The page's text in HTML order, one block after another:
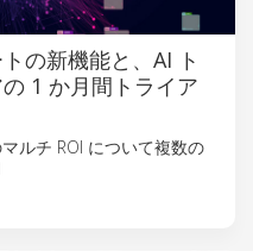
の新機能と、AI ト
1 か月間トライア
ルチ ROI について複数の